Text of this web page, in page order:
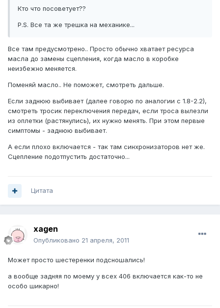
Кто что посоветует??
P.S. Все та же трешка на механике...
Все там предусмотрено.. Просто обычно хватает ресурса
масла до замены сцепления, когда масло в коробке
неизбежно меняется.
Поменяй масло.. Не поможет, смотреть дальше.
Если заднюю выбивает (далее говорю по аналогии с 1.8-2.2),
смотреть тросик переключения передач, если троса вылезли
из оплетки (растянулись), их нужно менять. При этом первые
симптомы - заднюю выбивает.
А если плохо включается - так там синхронизаторов нет же.
Сцепление подотпустить достаточно...
Цитата
xagen
Опубликовано 21 апреля, 2011
Может просто шестеренки подсношались!
а вообще задняя по моему у всех 406 включается как-то не
особо шикарно!